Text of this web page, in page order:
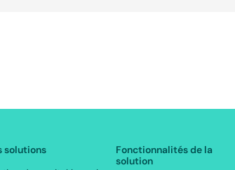
solutions
Fonctionnalités de la
solution